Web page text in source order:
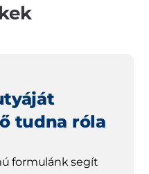
tudna róla
formulánk segít